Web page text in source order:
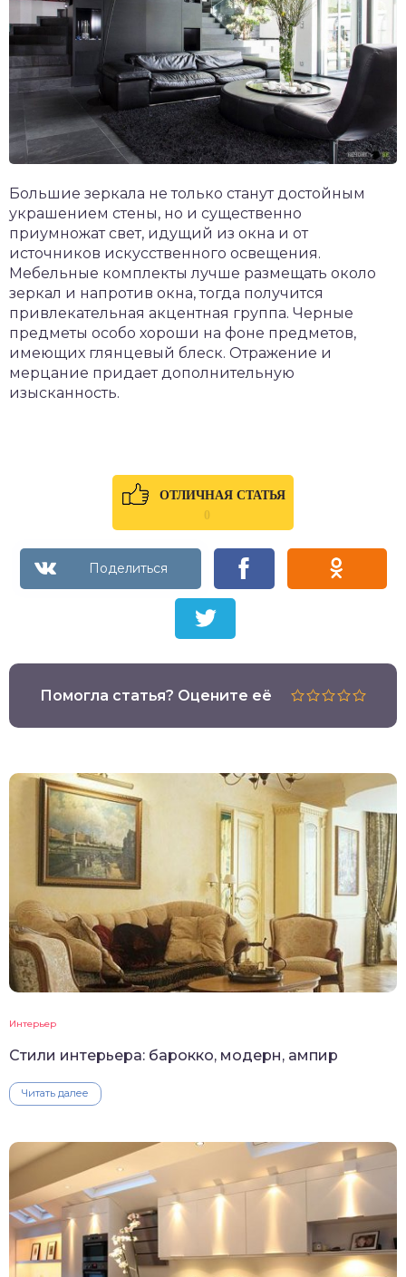
Большие зеркала не только станут достойным
украшением стены, но и существенно
приумножат свет, идущий из окна и от
источников искусственного освещения.
Мебельные комплекты лучше размещать около
зеркал и напротив окна, тогда получится
привлекательная акцентная группа. Черные
предметы особо хороши на фоне предметов,
имеющих глянцевый блеск. Отражение и
мерцание придает дополнительную
изысканность.
ОТЛИЧНАЯ СТАТЬЯ
0
Помогла статья? Оцените её
Интерьер
Стили интерьера: барокко, модерн, ампир
Читать далее